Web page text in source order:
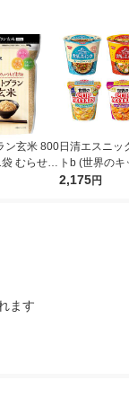
ル
ン玄米 800
むらせラ
なし 浸透
日清エスニッ
トb (世界のキ
カー2種2食+
2,175円
ます